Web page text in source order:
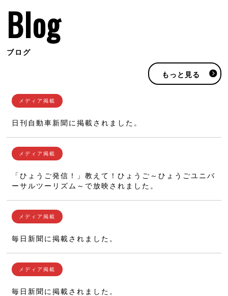
Blog
ブログ
もっと見る
日刊自動車新聞に掲載されました。
「ひょうご発信！」教えて！ひょうご～ひょうごユニバ
ーサルツーリズム～で放映されました。
毎日新聞に掲載されました。
毎日新聞に掲載されました。